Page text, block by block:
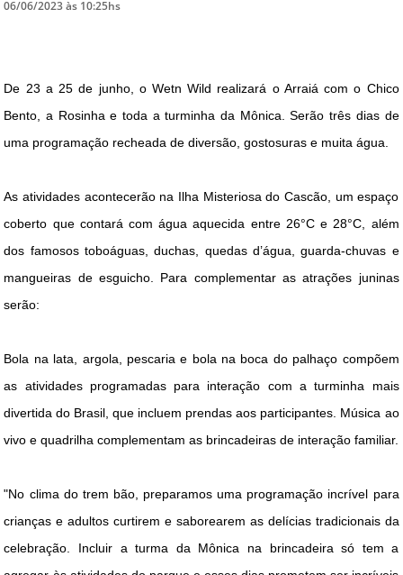
ÚLTIMAS NOTÍCIAS
FALE CONOSCO
06/06/2023 às 10:25hs
De 23 a 25 de junho, o Wetn Wild realizará o Arraiá com o Chico
Bento, a Rosinha e toda a turminha da Mônica. Serão três dias de
uma programação recheada de diversão, gostosuras e muita água.
As atividades acontecerão na Ilha Misteriosa do Cascão, um espaço
coberto que contará com água aquecida entre 26°C e 28°C, além
dos famosos toboáguas, duchas, quedas d’água, guarda-chuvas e
mangueiras de esguicho. Para complementar as atrações juninas
serão:
Bola na lata, argola, pescaria e bola na boca do palhaço compõem
as atividades programadas para interação com a turminha mais
divertida do Brasil, que incluem prendas aos participantes. Música ao
vivo e quadrilha complementam as brincadeiras de interação familiar.
"No clima do trem bão, preparamos uma programação incrível para
crianças e adultos curtirem e saborearem as delícias tradicionais da
celebração. Incluir a turma da Mônica na brincadeira só tem a